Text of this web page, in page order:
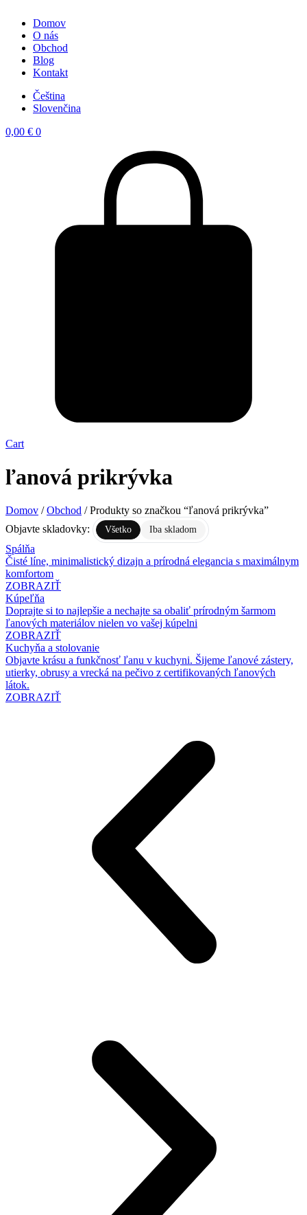
Domov
O nás
Obchod
Blog
Kontakt
Čeština
Slovenčina
0,00 € 0
Cart
ľanová prikrývka
Domov /Obchod / Produkty so značkou “ľanová prikrývka”
Objavte skladovky:
Všetko Iba skladom
Spálňa
Čisté líne, minimalistický dizajn a prírodná elegancia s maximálnym
komfortom
ZOBRAZIŤ
Kúpeľňa
Doprajte si to najlepšie a nechajte sa obaliť prírodným šarmom
ľanových materiálov nielen vo vašej kúpelni
ZOBRAZIŤ
Kuchyňa a stolovanie
Objavte krásu a funkčnosť ľanu v kuchyni. Šijeme ľanové zástery,
utierky, obrusy a vrecká na pečivo z certifikovaných ľanových
látok.
ZOBRAZIŤ